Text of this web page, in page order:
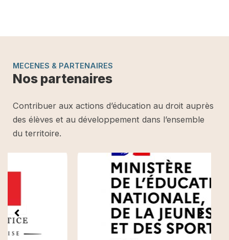
MECENES & PARTENAIRES
Nos partenaires
Contribuer aux actions d’éducation au droit auprès
des élèves et au développement dans l’ensemble
du territoire.